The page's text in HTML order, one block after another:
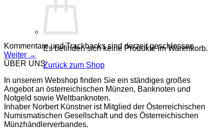
Es befinden sich keine Produkte im Warenkorb.
Zurück zum Shop
Kommentare und Trackbacks sind derzeit geschlossen.
Weiter →
ÜBER UNS
In unserem Webshop finden Sie ein ständiges großes
Angebot an österreichischen Münzen, Banknoten und
Notgeld sowie Weltbanknoten.
Inhaber Norbert Künstner ist Mitglied der Österreichischen
Numismatischen Gesellschaft und des Österreichischen
Münzhändlerverbandes.